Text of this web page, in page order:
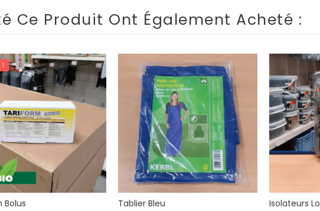
Ce Produit Ont Également Acheté :
!
Bolus Tablier Bleu Isolateurs